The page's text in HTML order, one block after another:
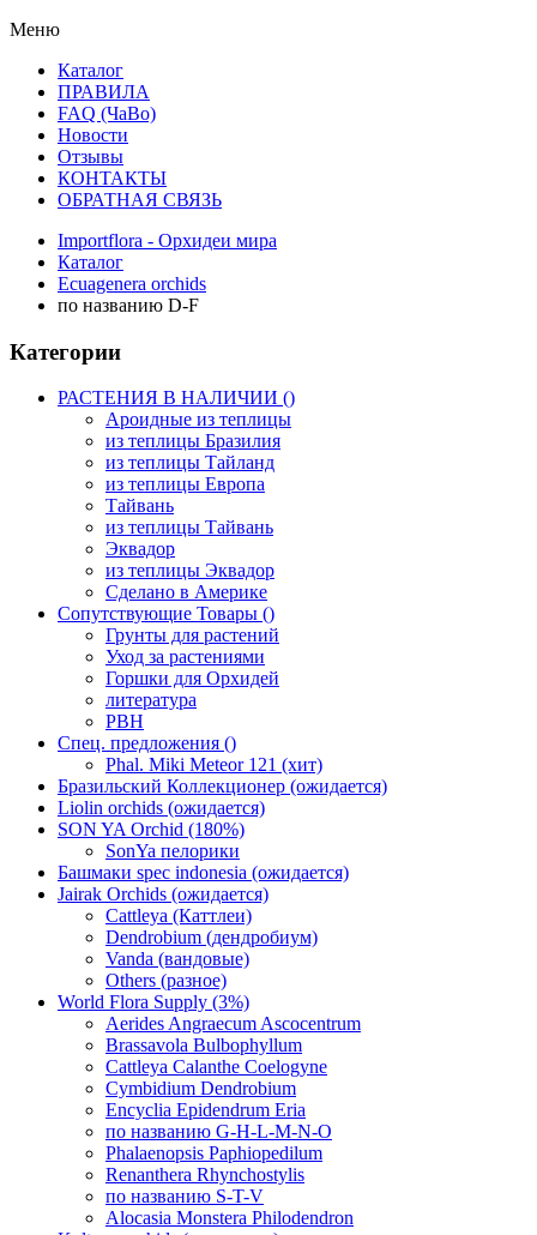
Меню
Каталог
ПРАВИЛА
FAQ (ЧаВо)
Новости
Отзывы
КОНТАКТЫ
ОБРАТНАЯ СВЯЗЬ
Importflora - Орхидеи мира
Каталог
Ecuagenera orchids
по названию D-F
Категории
РАСТЕНИЯ В НАЛИЧИИ ()
Ароидные из теплицы
из теплицы Бразилия
из теплицы Тайланд
из теплицы Европа
Тайвань
из теплицы Тайвань
Эквадор
из теплицы Эквадор
Сделано в Америке
Сопутствующие Товары ()
Грунты для растений
Уход за растениями
Горшки для Орхидей
литература
РВН
Спец. предложения ()
Phal. Miki Meteor 121 (хит)
Бразильский Коллекционер (ожидается)
Liolin orchids (ожидается)
SON YA Orchid (180%)
SonYa пелорики
Башмаки spec indonesia (ожидается)
Jairak Orchids (ожидается)
Cattleya (Каттлеи)
Dendrobium (дендробиум)
Vanda (вандовые)
Others (разное)
World Flora Supply (3%)
Aerides Angraecum Ascocentrum
Brassavola Bulbophyllum
Cattleya Calanthe Coelogyne
Cymbidium Dendrobium
Encyclia Epidendrum Eria
по названию G-H-L-M-N-O
Phalaenopsis Paphiopedilum
Renanthera Rhynchostylis
по названию S-T-V
Alocasia Monstera Philodendron